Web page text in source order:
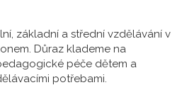
základní a střední vzdělávání v
Důraz klademe na
péče dětem a
potřebami.